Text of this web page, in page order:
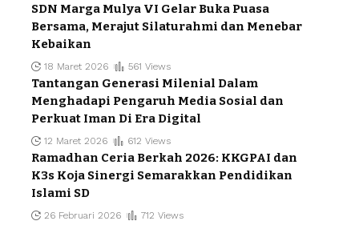
SDN Marga Mulya VI Gelar Buka Puasa
Bersama, Merajut Silaturahmi dan Menebar
Kebaikan
18 Maret 2026 561 Views
Tantangan Generasi Milenial Dalam
Menghadapi Pengaruh Media Sosial dan
Perkuat Iman Di Era Digital
12 Maret 2026 612 Views
Ramadhan Ceria Berkah 2026: KKGPAI dan
K3s Koja Sinergi Semarakkan Pendidikan
Islami SD
26 Februari 2026 712 Views